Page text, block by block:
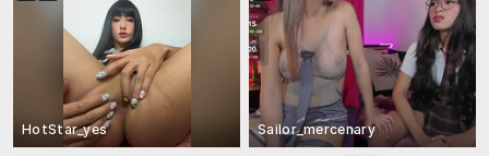
HotStar_yes Sailor_mercenary